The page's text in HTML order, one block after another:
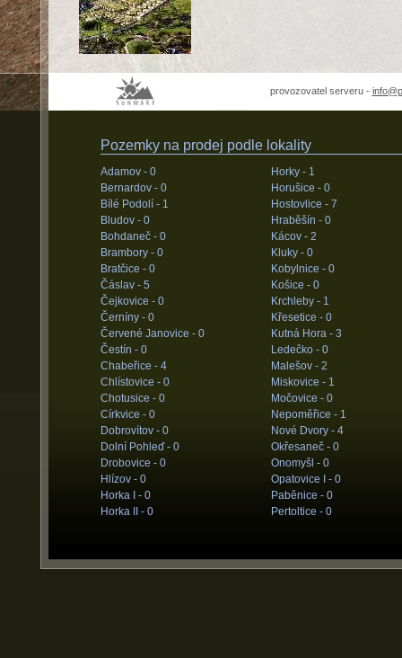
provozovatel serveru -
Pozemky na prodej podle lokality
Adamov - 0
Bernardov - 0
Bílé Podolí - 1
Bludov - 0
Bohdaneč - 0
Brambory - 0
Bratčice - 0
Čáslav - 5
Čejkovice - 0
Černíny - 0
Červené Janovice - 0
Čestín - 0
Chabeřice - 4
Chlístovice - 0
Chotusice - 0
Církvice - 0
Dobrovítov - 0
Dolní Pohleď - 0
Drobovice - 0
Hlízov - 0
Horka I - 0
Horka II - 0
Horky - 1
Horušice - 0
Hostovlice - 7
Hraběšín - 0
Kácov - 2
Kluky - 0
Kobylnice - 0
Košice - 0
Krchleby - 1
Křesetice - 0
Kutná Hora - 3
Ledečko - 0
Malešov - 2
Miskovice - 1
Močovice - 0
Nepoměřice - 1
Nové Dvory - 4
Okřesaneč - 0
Onomyšl - 0
Opatovice I - 0
Paběnice - 0
Pertoltice - 0